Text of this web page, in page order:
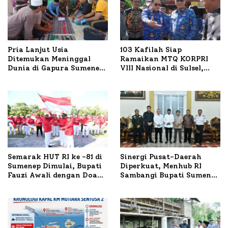
Pria Lanjut Usia
Ditemukan Meninggal
Dunia di Gapura Sumenep,
103 Kafilah Siap
Ramaikan MTQ KORPRI
VIII Nasional di Sulsel,
Semarak HUT RI ke -81 di
Sumenep Dimulai, Bupati
Fauzi Awali dengan Doa
Sinergi Pusat-Daerah
Diperkuat, Menhub RI
Sambangi Bupati Sumenep